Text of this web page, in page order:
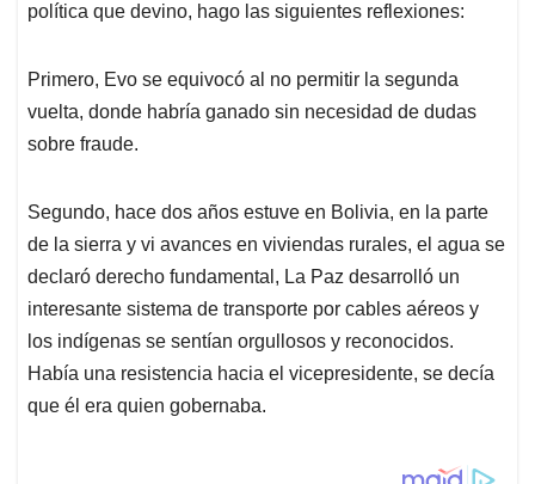
A
p
o
k
d
n
d
política que devino, hago las siguientes reflexiones:
Primero, Evo se equivocó al no permitir la segunda
vuelta, donde habría ganado sin necesidad de dudas
sobre fraude.
Segundo, hace dos años estuve en Bolivia, en la parte
de la sierra y vi avances en viviendas rurales, el agua se
declaró derecho fundamental, La Paz desarrolló un
interesante sistema de transporte por cables aéreos y
los indígenas se sentían orgullosos y reconocidos.
Había una resistencia hacia el vicepresidente, se decía
que él era quien gobernaba.